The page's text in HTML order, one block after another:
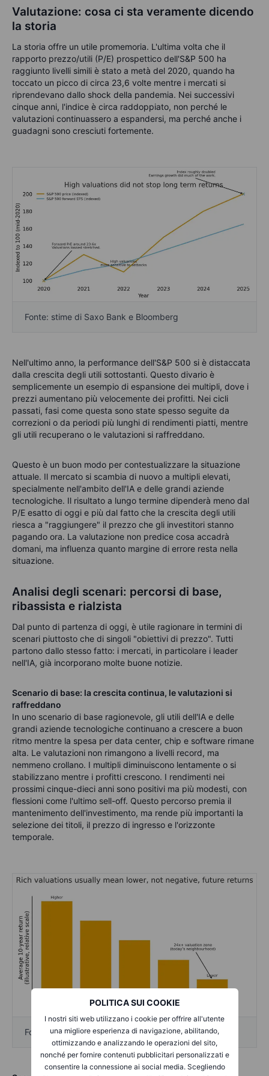
POLITICA SUI COOKIE
I nostri siti web utilizzano i cookie per offrire all'utente
una migliore esperienza di navigazione, abilitando,
ottimizzando e analizzando le operazioni del sito,
nonché per fornire contenuti pubblicitari personalizzati e
consentire la connessione ai social media. Scegliendo
Valutazione: cosa ci sta veramente dicendo
la storia
La storia offre un utile promemoria. L'ultima volta che il
rapporto prezzo/utili (P/E) prospettico dell'S&P 500 ha
raggiunto livelli simili è stato a metà del 2020, quando ha
toccato un picco di circa 23,6 volte mentre i mercati si
riprendevano dallo shock della pandemia. Nei successivi
cinque anni, l'indice è circa raddoppiato, non perché le
valutazioni continuassero a espandersi, ma perché anche i
guadagni sono cresciuti fortemente.
Fonte: stime di Saxo Bank e Bloomberg
Nell'ultimo anno, la performance dell'S&P 500 si è distaccata
dalla crescita degli utili sottostanti. Questo divario è
semplicemente un esempio di espansione dei multipli, dove i
prezzi aumentano più velocemente dei profitti. Nei cicli
passati, fasi come questa sono state spesso seguite da
correzioni o da periodi più lunghi di rendimenti piatti, mentre
gli utili recuperano o le valutazioni si raffreddano.
Questo è un buon modo per contestualizzare la situazione
attuale. Il mercato si scambia di nuovo a multipli elevati,
specialmente nell'ambito dell'IA e delle grandi aziende
tecnologiche. Il risultato a lungo termine dipenderà meno dal
P/E esatto di oggi e più dal fatto che la crescita degli utili
riesca a "raggiungere" il prezzo che gli investitori stanno
pagando ora. La valutazione non predice cosa accadrà
domani, ma influenza quanto margine di errore resta nella
situazione.
Analisi degli scenari: percorsi di base,
ribassista e rialzista
Dal punto di partenza di oggi, è utile ragionare in termini di
scenari piuttosto che di singoli "obiettivi di prezzo". Tutti
partono dallo stesso fatto: i mercati, in particolare i leader
nell'IA, già incorporano molte buone notizie.
Scenario di base: la crescita continua, le valutazioni si
raffreddano
In uno scenario di base ragionevole, gli utili dell'IA e delle
grandi aziende tecnologiche continuano a crescere a buon
ritmo mentre la spesa per data center, chip e software rimane
alta. Le valutazioni non rimangono a livelli record, ma
nemmeno crollano. I multipli diminuiscono lentamente o si
stabilizzano mentre i profitti crescono. I rendimenti nei
prossimi cinque-dieci anni sono positivi ma più modesti, con
flessioni come l'ultimo sell-off. Questo percorso premia il
mantenimento dell'investimento, ma rende più importanti la
selezione dei titoli, il prezzo di ingresso e l'orizzonte
temporale.
Fonte: stime di Saxo Bank e Bloomberg